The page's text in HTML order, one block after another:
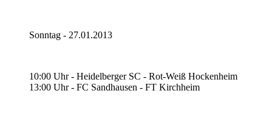
Sonntag - 27.01.2013
10:00 Uhr - Heidelberger SC - Rot-Weiß Hockenheim
13:00 Uhr - FC Sandhausen - FT Kirchheim